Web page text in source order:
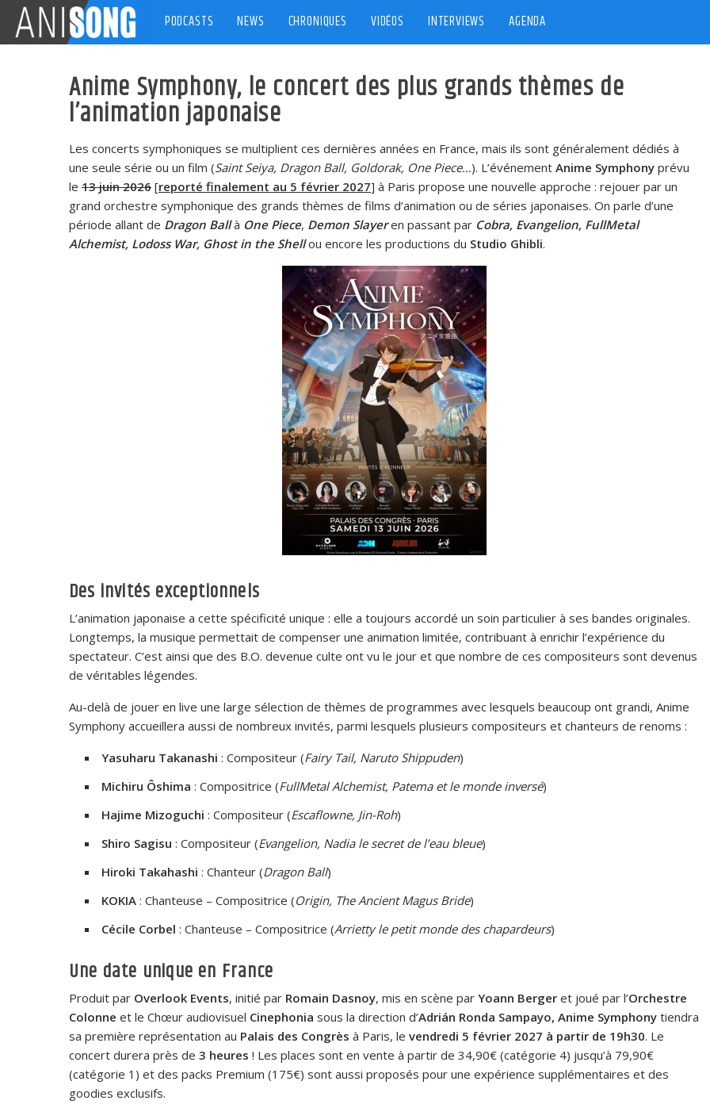
content
PODCASTS NEWS CHRONIQUES VIDÉOS INTERVIEWS AGENDA
Anime Symphony, le concert des plus grands thèmes de
l’animation japonaise
Les concerts symphoniques se multiplient ces dernières années en France, mais ils sont généralement dédiés à
une seule série ou un film (Saint Seiya, Dragon Ball, Goldorak, One Piece…). L’événement Anime Symphony prévu
le 13 juin 2026 [reporté finalement au 5 février 2027] à Paris propose une nouvelle approche : rejouer par un
grand orchestre symphonique des grands thèmes de films d’animation ou de séries japonaises. On parle d’une
période allant de Dragon Ballà One Piece, Demon Slayeren passant par Cobra, Evangelion, FullMetal
Alchemist, Lodoss War, Ghost in the Shellou encore les productions du Studio Ghibli.
Des invités exceptionnels
L’animation japonaise a cette spécificité unique : elle a toujours accordé un soin particulier à ses bandes originales.
Longtemps, la musique permettait de compenser une animation limitée, contribuant à enrichir l’expérience du
spectateur. C’est ainsi que des B.O. devenue culte ont vu le jour et que nombre de ces compositeurs sont devenus
de véritables légendes.
Au-delà de jouer en live une large sélection de thèmes de programmes avec lesquels beaucoup ont grandi, Anime
Symphony accueillera aussi de nombreux invités, parmi lesquels plusieurs compositeurs et chanteurs de renoms :
Yasuharu Takanashi : Compositeur (Fairy Tail, Naruto Shippuden)
Michiru Ôshima : Compositrice (FullMetal Alchemist, Patema et le monde inversé)
Hajime Mizoguchi : Compositeur (Escaflowne, Jin-Roh)
Shiro Sagisu : Compositeur (Evangelion, Nadia le secret de l’eau bleue)
Hiroki Takahashi : Chanteur (Dragon Ball)
KOKIA : Chanteuse – Compositrice (Origin, The Ancient Magus Bride)
Cécile Corbel : Chanteuse – Compositrice (Arrietty le petit monde des chapardeurs)
Une date unique en France
Produit par Overlook Events, initié par Romain Dasnoy, mis en scène par Yoann Berger et joué par l’Orchestre
Colonne et le Chœur audiovisuel Cinephonia sous la direction d’Adrián Ronda Sampayo, Anime Symphony tiendra
sa première représentation au Palais des Congrès à Paris, le vendredi 5 février 2027 à partir de 19h30. Le
concert durera près de 3 heures ! Les places sont en vente à partir de 34,90€ (catégorie 4) jusqu’à 79,90€
(catégorie 1) et des packs Premium (175€) sont aussi proposés pour une expérience supplémentaires et des
goodies exclusifs.